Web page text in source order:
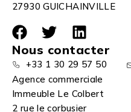
27930 GUICHAINVILLE
Nous contacter
+33 1 30 29 57 50
Agence commerciale
Immeuble Le Colbert
2 rue le corbusier